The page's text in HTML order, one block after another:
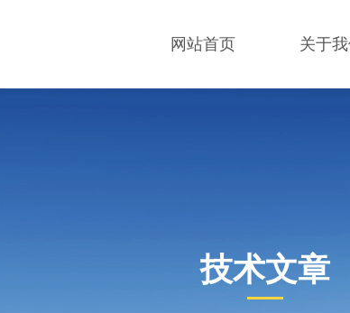
网站首页 关于
技术文章